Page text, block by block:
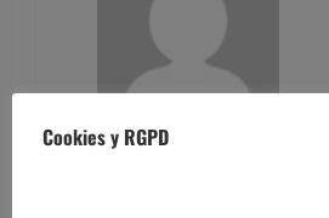
Ver todas las
Cookies y RGPD